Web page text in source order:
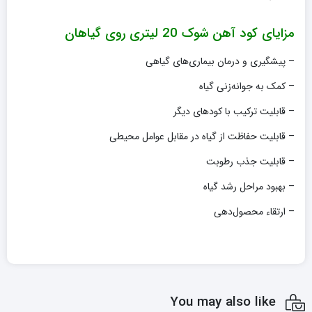
مزایای کود آهن شوک 20 لیتری روی گیاهان
– پیشگیری و درمان بیماری‌های گیاهی
– کمک به جوانه‌زنی گیاه
– قابلیت ترکیب با کودهای دیگر
– قابلیت حفاظت از گیاه در مقابل عوامل محیطی
– قابلیت جذب رطوبت
– بهبود مراحل رشد گیاه
– ارتقاء محصول‌دهی